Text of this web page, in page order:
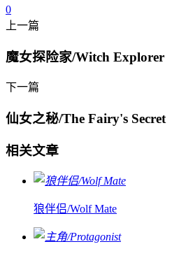
0
上一篇
魔女探险家/Witch Explorer
下一篇
仙女之秘/The Fairy's Secret
相关文章
狼伴侣/Wolf Mate